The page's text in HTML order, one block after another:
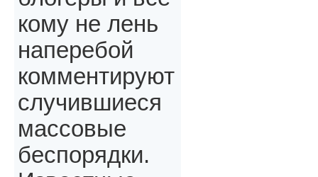
кому не лень
наперебой
комментируют
случившиеся
массовые
беспорядки.